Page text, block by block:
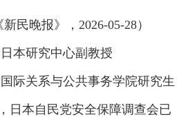
新民晚报》，2026-05-28）
本研究中心副教授
际关系与公共事务学院研究生
日本自民党安全保障调查会已